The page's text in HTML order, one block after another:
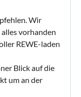
Wir
vorhanden
REWE-laden
Blick auf die
um an der